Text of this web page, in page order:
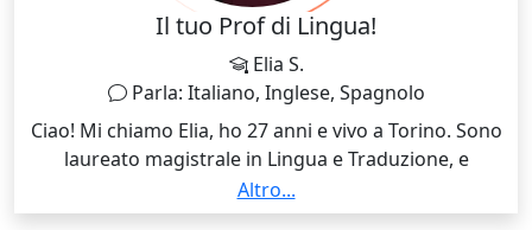
comprenderle per impararle e non dimenticarle più.
Quello che cerco di fare è aiutare chi ha difficoltà con
lo studio delle materie letterarie di mia competenza,
rendendo sempre tutto il più semplice possibile... e
magari anche divertente!
Il tuo Prof di Lingua!
Elia S.
Parla: Italiano, Inglese, Spagnolo
Ciao! Mi chiamo Elia, ho 27 anni e vivo a Torino. Sono
laureato magistrale in Lingua e Traduzione, e
attualmente sono un insegnante di lingua. Offro
ripetizioni di lingua inglese e lingua spagnola, oltre ad
Altro...